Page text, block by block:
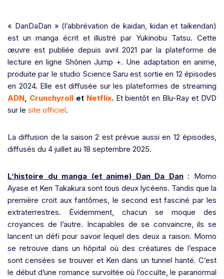
« DanDaDan » (l’abbrévation de kaidan, kidan et taikendan)
est un manga écrit et illustré par Yukinobu Tatsu. Cette
œuvre est publiée depuis avril 2021 par la plateforme de
lecture en ligne Shōnen Jump +. Une adaptation en anime,
produite par le studio Science Saru est sortie en 12 épisodes
en 2024. Elle est diffusée sur les plateformes de streaming
ADN, Crunchyrollet Netflix. Et bientôt en Blu-Ray et DVD
sur le site officiel.
La diffusion de la saison 2 est prévue aussi en 12 épisodes,
diffusés du 4 juillet au 18 septembre 2025.
L’histoire du manga (et anime) Dan Da Dan: Momo
Ayase et Ken Takakura sont tous deux lycéens. Tandis que la
première croit aux fantômes, le second est fasciné par les
extraterrestres. Évidemment, chacun se moque des
croyances de l’autre. Incapables de se convaincre, ils se
lancent un défi pour savoir lequel des deux a raison. Momo
se retrouve dans un hôpital où des créatures de l’espace
sont censées se trouver et Ken dans un tunnel hanté. C’est
le début d’une romance survoltée où l’occulte, le paranormal